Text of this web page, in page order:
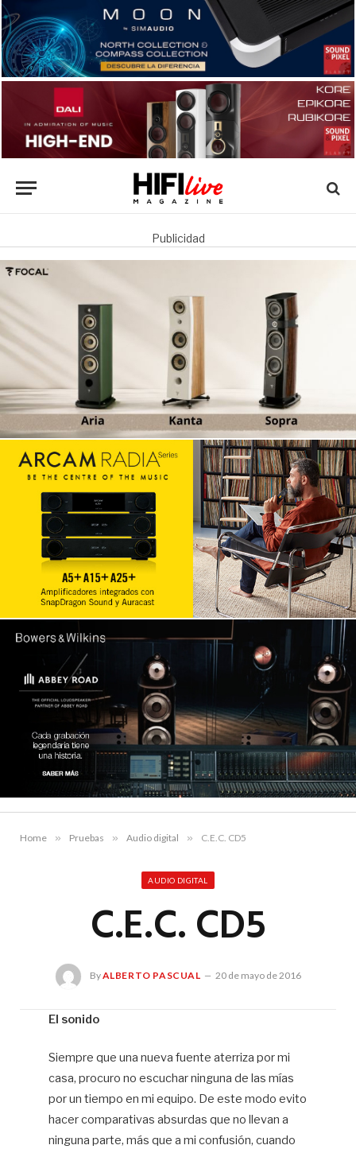
Publicidad
Home » Pruebas » Audio digital » C.E.C. CD5
AUDIO DIGITAL
C.E.C. CD5
ByALBERTO PASCUAL 20 de mayo de 2016
El sonido
Siempre que una nueva fuente aterriza por mi
casa, procuro no escuchar ninguna de las mías
por un tiempo en mi equipo. De este modo evito
hacer comparativas absurdas que no llevan a
ninguna parte, más que a mi confusión, cuando